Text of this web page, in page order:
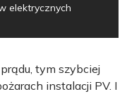
elektrycznych
tym szybciej
instalacji PV. I